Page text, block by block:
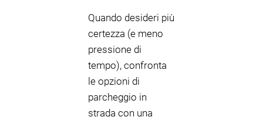
Quando desideri più
certezza (e meno
pressione di
tempo), confronta
le opzioni di
parcheggio in
strada con una